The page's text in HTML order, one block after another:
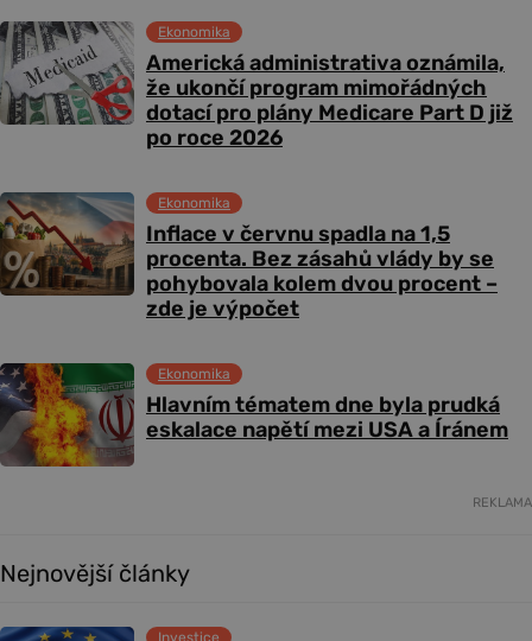
Americká administrativa oznámila,
že ukončí program mimořádných
dotací pro plány Medicare Part D již
po roce 2026
Ekonomika
Inflace v červnu spadla na 1,5
procenta. Bez zásahů vlády by se
pohybovala kolem dvou procent –
zde je výpočet
Ekonomika
Hlavním tématem dne byla prudká
eskalace napětí mezi USA a Íránem
Ekonomika
REKLAMA
Nejnovější články
Investice